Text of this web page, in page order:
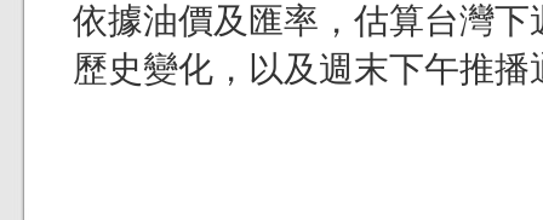
依據油價及匯率，估算台灣
歷史變化，以及週末下午推